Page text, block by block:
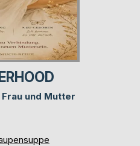
und Mutter